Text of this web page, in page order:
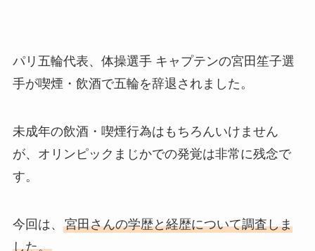
パリ五輪代表、体操選手 キャプテンの宮田笙子選
手が喫煙・飲酒で五輪を辞退されました。
未成年の飲酒・喫煙行為はもちろんいけません
が、オリンピックまじかでの発覚は非常に残念で
す。
今回は、 宮田さんの学歴と経歴について調査しま
した。